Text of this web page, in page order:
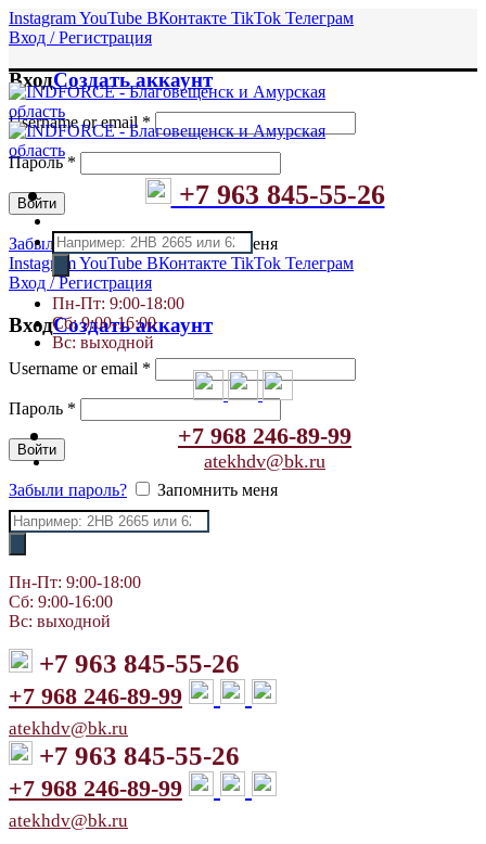
InstagramYouTube ВКонтакте TikTok Телеграм
Вход / Регистрация
ВходСоздать аккаунт
Username or email *
Пароль*
Войти
Забыли пароль?
Запомнить меня
InstagramYouTube ВКонтакте TikTok Телеграм
Вход / Регистрация
ВходСоздать аккаунт
Username or email *
Пароль *
Войти
Забыли пароль? Запомнить меня
+7 963 845-55-26
Поиск
товаров
Пн-Пт: 9:00-18:00
Сб: 9:00-16:00
Вс: выходной
+7 968 246-89-99
atekhdv@bk.ru
Поиск
товаров
Пн-Пт: 9:00-18:00
Сб: 9:00-16:00
Вс: выходной
+7 963 845-55-26
+7 968 246-89-99
atekhdv@bk.ru
+7 963 845-55-26
+7 968 246-89-99
atekhdv@bk.ru